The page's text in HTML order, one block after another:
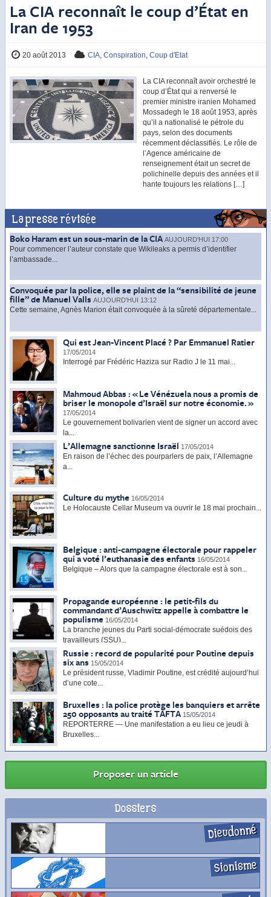
La CIA reconnaît le coup d’État en
Iran de 1953
20 août 2013 CIA ,Conspiration ,Coup d'Etat
La CIA reconnaît avoir orchestré le
coup d’État qui a renversé le
premier ministre iranien Mohamed
Mossadegh le 18 août 1953, après
qu’il a nationalisé le pétrole du
pays, selon des documents
récemment déclassifiés. Le rôle de
l’Agence américaine de
renseignement était un secret de
polichinelle depuis des années et il
hante toujours les relations […]
La presse révisée
Boko Haram est un sous-marin de la CIA AUJOURD'HUI 17:00
Pour commencer l’auteur constate que Wikileaks a permis d’identifier
l’ambassade...
Convoquée par la police, elle se plaint de la “sensibilité de jeune
fille” de Manuel Valls AUJOURD'HUI 13:12
Cette semaine, Agnès Marion était convoquée à la sûreté départementale...
Qui est Jean-Vincent Placé ? Par Emmanuel Ratier
17/05/2014
Interrogé par Frédéric Haziza sur Radio J le 11 mai...
Mahmoud Abbas : « Le Vénézuela nous a promis de
briser le monopole d’Israël sur notre économie. »
17/05/2014
Le gouvernement bolivarien vient de signer un accord avec
la...
L’Allemagne sanctionne Israël 17/05/2014
En raison de l’échec des pourparlers de paix, l’Allemagne
a...
Culture du mythe 16/05/2014
Le Holocauste Cellar Museum va ouvrir le 18 mai prochain...
Belgique : anti-campagne électorale pour rappeler
qui a voté l’euthanasie des enfants 16/05/2014
Belgique – Alors que la campagne électorale est à son...
Propagande européenne : le petit-fils du
commandant d’Auschwitz appelle à combattre le
populisme 16/05/2014
La branche jeunes du Parti social-démocrate suédois des
travailleurs (SSU)...
Russie : record de popularité pour Poutine depuis
six ans 15/05/2014
Le président russe, Vladimir Poutine, est crédité aujourd’hui
d’une cote...
Bruxelles : la police protège les banquiers et arrête
250 opposants au traité TAFTA 15/05/2014
REPORTERRE — Une manifestation a eu lieu ce jeudi à
Bruxelles...
Proposer un article
Dossiers
Dieudonné
Sionisme